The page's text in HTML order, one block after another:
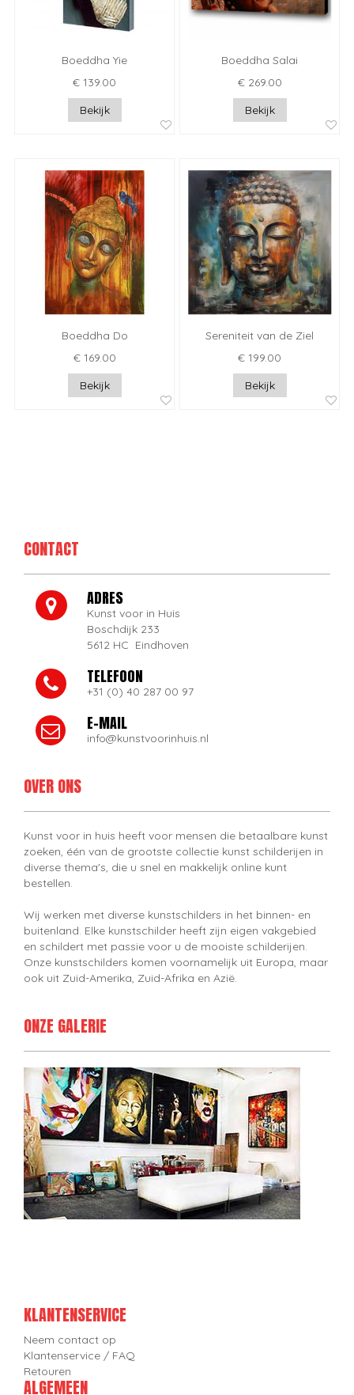
Boeddha Yie
€ 139.00
Bekijk
Boeddha Salai
€ 269.00
Bekijk
Boeddha Do
€ 169.00
Bekijk
Sereniteit van de Ziel
€ 199.00
Bekijk
CONTACT
ADRES
Kunst voor in Huis
Boschdijk 233
5612 HC Eindhoven
TELEFOON
+31 (0) 40 287 00 97
E-MAIL
info@kunstvoorinhuis.nl
OVER ONS
Kunst voor in huis heeft voor mensen die betaalbare kunst
zoeken, één van de grootste collectie kunst schilderijen in
diverse thema's, die u snel en makkelijk online kunt
bestellen.
Wij werken met diverse kunstschilders in het binnen- en
buitenland. Elke kunstschilder heeft zijn eigen vakgebied
en schildert met passie voor u de mooiste schilderijen.
Onze kunstschilders komen voornamelijk uit Europa, maar
ook uit Zuid-Amerika, Zuid-Afrika en Azië.
ONZE GALERIE
KLANTENSERVICE
Neem contact op
Klantenservice / FAQ
Retouren
ALGEMEEN